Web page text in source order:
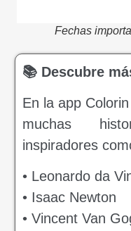
Fechas
📚 Descubre
En la app
muchas
inspiradores
• Leonardo da
• Isaac Newton
• Vincent Van